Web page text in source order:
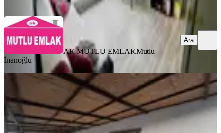
AK MUTLU EMLAKMutlu
İnanoğlu
Ara
Kiralık Daire 2+1 Aktoprak Kepez
Kepez, Aktoprak Mahallesi
2+1·100 m²·1. Kat 06.08.2026